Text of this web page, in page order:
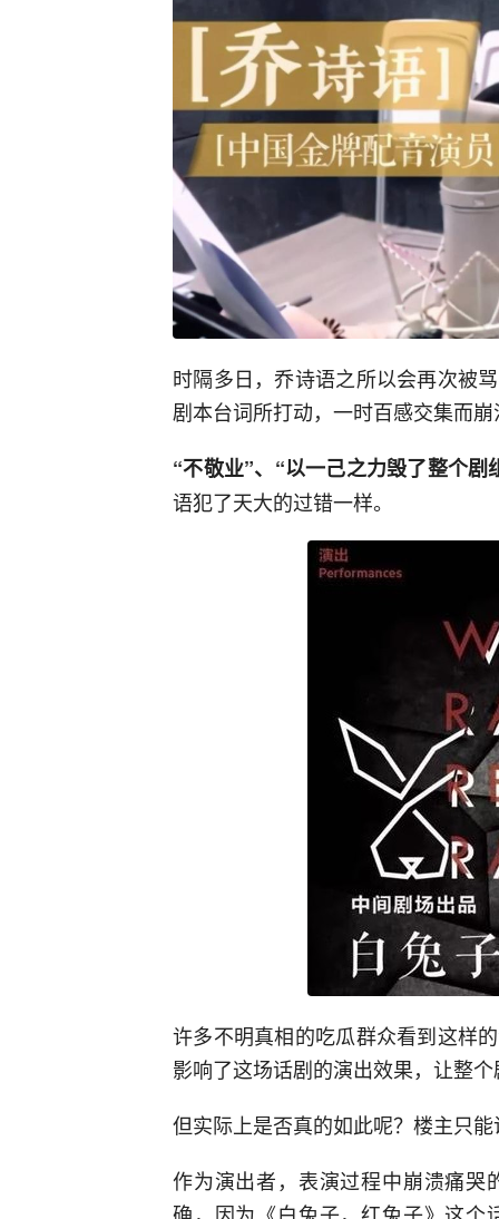
时隔多日，乔诗语之所以会再次被
剧本台词所打动，一时百感交集而
“不敬业”、“以一己之力毁了整个剧
语犯了天大的过错一样。
许多不明真相的吃瓜群众看到这样
影响了这场话剧的演出效果，让整
但实际上是否真的如此呢？楼主只
作为演出者，表演过程中崩溃痛哭